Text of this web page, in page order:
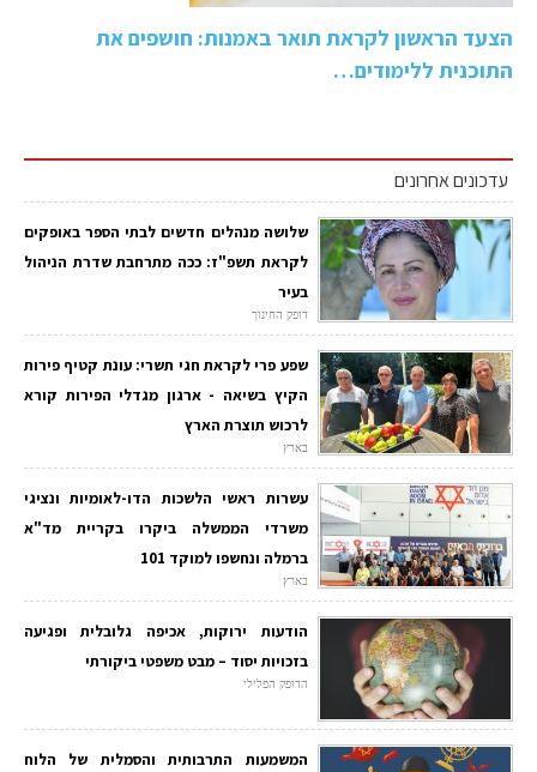
הצעד הראשון לקראת תואר באמנות: חושפים את
התוכנית ללימודים…
עדכונים אחרונים
שלושה מנהלים חדשים לבתי הספר באופקים
לקראת תשפ"ז: ככה מתרחבת שדרת הניהול
בעיר
דופק החינוך
שפע פרי לקראת חגי תשרי: עונת קטיף פירות
הקיץ בשיאה - ארגון מגדלי הפירות קורא
לרכוש תוצרת הארץ
בארץ
עשרות ראשי הלשכות הדו-לאומיות ונציגי
משרדי הממשלה ביקרו בקריית מד"א
ברמלה ונחשפו למוקד 101
בארץ
הודעות ירוקות, אכיפה גלובלית ופגיעה
בזכויות יסוד – מבט משפטי ביקורתי
הדופק הפלילי
המשמעות התרבותית והסמלית של הלוח